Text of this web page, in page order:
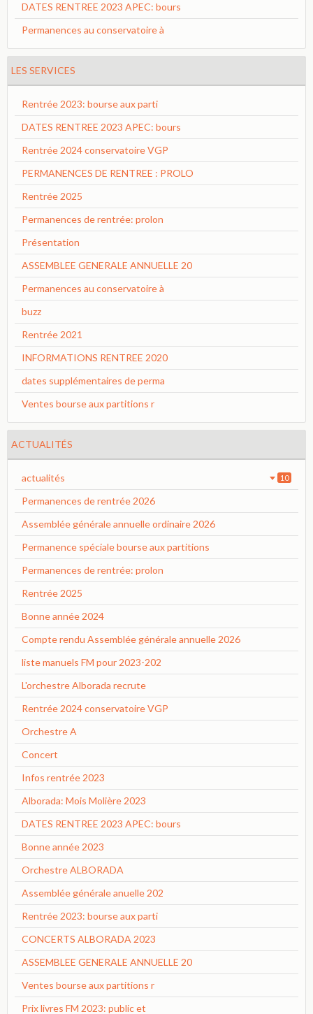
DATES RENTREE 2023 APEC: bours
Permanences au conservatoire à
LES SERVICES
Rentrée 2023: bourse aux parti
DATES RENTREE 2023 APEC: bours
Rentrée 2024 conservatoire VGP
PERMANENCES DE RENTREE : PROLO
Rentrée 2025
Permanences de rentrée: prolon
Présentation
ASSEMBLEE GENERALE ANNUELLE 20
Permanences au conservatoire à
buzz
Rentrée 2021
INFORMATIONS RENTREE 2020
dates supplémentaires de perma
Ventes bourse aux partitions r
ACTUALITÉS
actualités 10
Permanences de rentrée 2026
Assemblée générale annuelle ordinaire 2026
Permanence spéciale bourse aux partitions
Permanences de rentrée: prolon
Rentrée 2025
Bonne année 2024
Compte rendu Assemblée générale annuelle 2026
liste manuels FM pour 2023-202
L'orchestre Alborada recrute
Rentrée 2024 conservatoire VGP
Orchestre A
Concert
Infos rentrée 2023
Alborada: Mois Molière 2023
DATES RENTREE 2023 APEC: bours
Bonne année 2023
Orchestre ALBORADA
Assemblée générale anuelle 202
Rentrée 2023: bourse aux parti
CONCERTS ALBORADA 2023
ASSEMBLEE GENERALE ANNUELLE 20
Ventes bourse aux partitions r
Prix livres FM 2023: public et